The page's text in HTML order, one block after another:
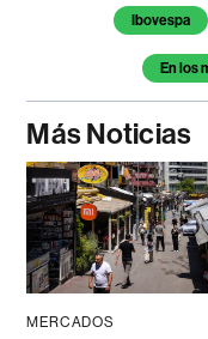
Ibovespa
En los
Más Noticias
MERCADOS